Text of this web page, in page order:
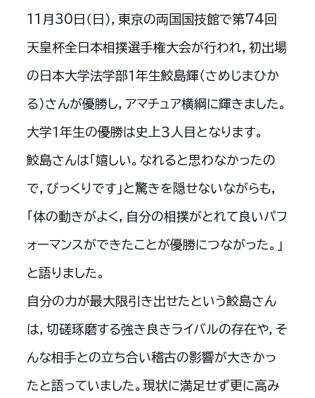
11月30日（日），東京の両国国技館で第74回
天皇杯全日本相撲選手権大会が行われ，初出場
の日本大学法学部１年生鮫島輝（さめじまひか
る）さんが優勝し，アマチュア横綱に輝きました。
大学１年生の優勝は史上３人目となります。
鮫島さんは「嬉しい。なれると思わなかったの
で，びっくりです」と驚きを隠せないながらも，
「体の動きがよく，自分の相撲がとれて良いパフ
ォーマンスができたことが優勝につながった。」
と語りました。
自分の力が最大限引き出せたという鮫島さん
は，切磋琢磨する強き良きライバルの存在や，そ
んな相手との立ち合い稽古の影響が大きかっ
たと語っていました。現状に満足せず更に高み